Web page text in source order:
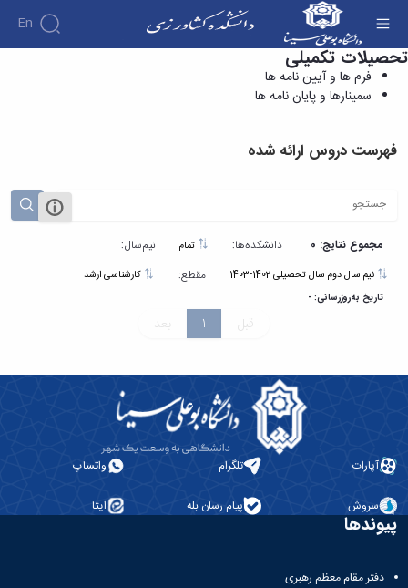
En
دروس ارائه شده - دانشکده کشاورزی
تحصیلات تکمیلی
فرم ها و آیین نامه ها
سمینارها و پایان نامه ها
فهرست دروس ارائه شده
مجموع نتایج: 0 دانشکده‌ها: نیم‌سال:
مقطع: کارشناسی ارشد
تاریخ به‌روزرسانی: -
قبل 1 بعد
آپارات تلگرام واتساپ
سروش پیام رسان بله ایتا
پیوندها
دفتر مقام معظم رهبری